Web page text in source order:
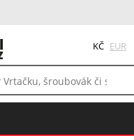
KČ EUR